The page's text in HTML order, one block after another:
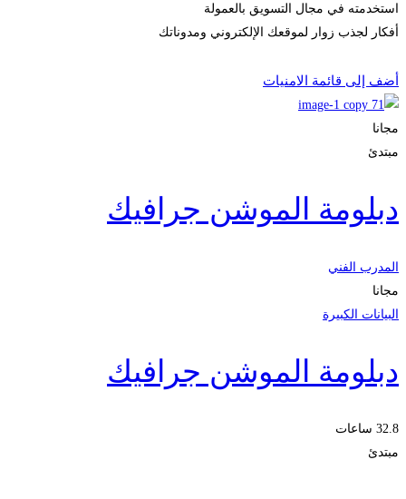
استخدمته في مجال التسويق بالعمولة
أفكار لجذب زوار لموقعك الإلكتروني ومدوناتك
أضف إلى قائمة الامنيات
مجانا
مبتدئ
دبلومة الموشن جرافيك
المدرب الفني
مجانا
البيانات الكبيرة
دبلومة الموشن جرافيك
32.8 ساعات
مبتدئ